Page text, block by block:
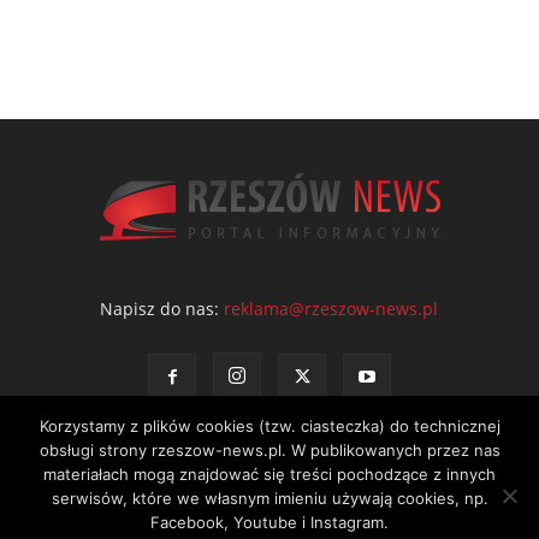
Napisz do nas: reklama@rzeszow-news.pl
Kontakt Polityka prywatności Regulamin portalu
Korzystamy z plików cookies (tzw. ciasteczka) do technicznej
obsługi strony rzeszow-news.pl. W publikowanych przez nas
materiałach mogą znajdować się treści pochodzące z innych
serwisów, które we własnym imieniu używają cookies, np.
Facebook, Youtube i Instagram.